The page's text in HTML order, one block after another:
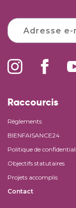
Raccourcis
Règlements
BIENFAISANCE24
Politique de
Objectifs statutaires
Projets accomplis
Contact